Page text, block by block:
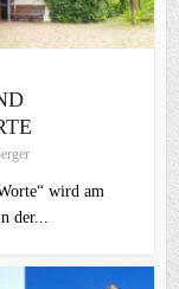
wird am
der...